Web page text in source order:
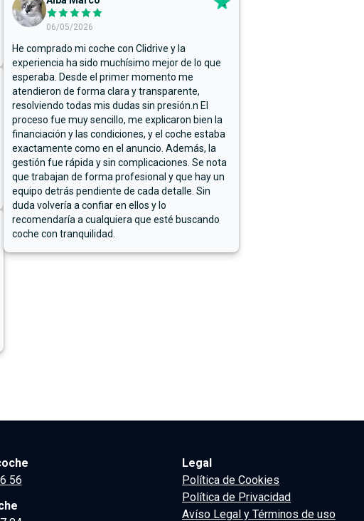
06/05/2026
He comprado mi coche con Clidrive y la
experiencia ha sido muchísimo mejor de lo que
esperaba. Desde el primer momento me
atendieron de forma clara y transparente,
resolviendo todas mis dudas sin presión.n El
proceso fue muy sencillo, me explicaron bien la
financiación y las condiciones, y el coche estaba
exactamente como en el anuncio. Además, la
gestión fue rápida y sin complicaciones. Se nota
que trabajan de forma profesional y que hay un
equipo detrás pendiente de cada detalle. Sin
duda volvería a confiar en ellos y lo
recomendaría a cualquiera que esté buscando
coche con tranquilidad.
56
Legal
Política de Cookies
Política de Privacidad
Avíso Legal y Términos de uso